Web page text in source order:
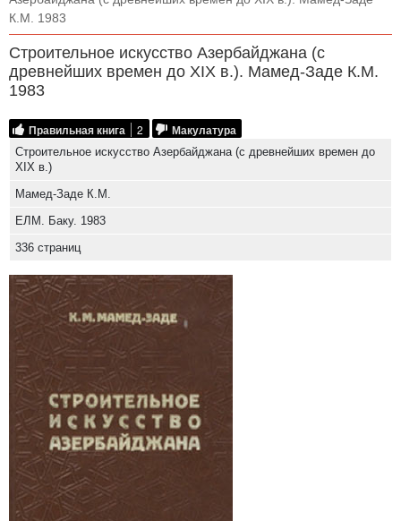
К.М. 1983
Строительное искусство Азербайджана (с
древнейших времен до XIX в.). Мамед-Заде К.М.
1983
Правильная книга 2 Макулатура
Строительное искусство Азербайджана (с древнейших времен до
XIX в.)
Мамед-Заде К.М.
ЕЛМ. Баку. 1983
336 страниц